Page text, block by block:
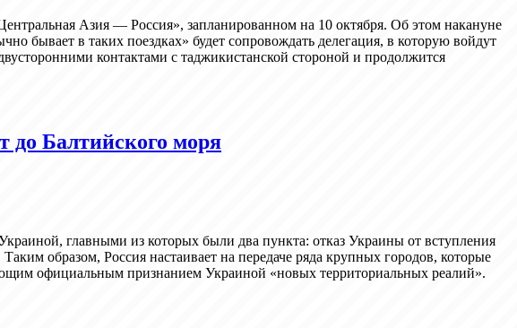
Азия — Россия», запланированном на 10 октября. Об этом накануне
бывает в таких поездках» будет сопровождать делегация, в которую войдут
контактами с таджикистанской стороной и продолжится
до Балтийского моря
главными из которых были два пункта: отказ Украины от вступления
образом, Россия настаивает на передаче ряда крупных городов, которые
официальным признанием Украиной «новых территориальных реалий».